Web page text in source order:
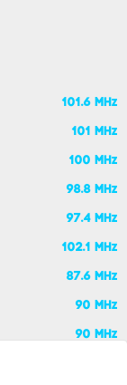
101.6 MHz
101 MHz
100 MHz
98.8 MHz
97.4 MHz
102.1 MHz
87.6 MHz
90 MHz
90 MHz